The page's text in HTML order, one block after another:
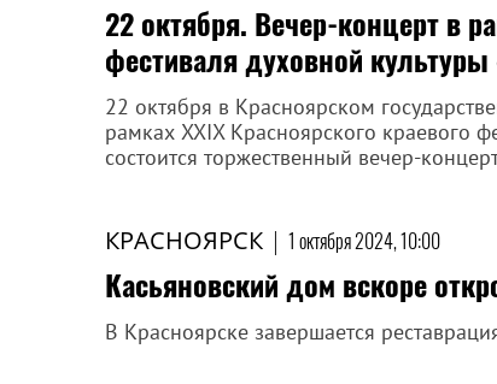
22 октября. Вечер-концерт в
фестиваля духовной
22 октября в Красноярском
рамках XXIX Красноярского краевого
состоится торжественный вечер-
КРАСНОЯРСК | 1 октября 2024, 10:00
Касьяновский дом вскоре
В Красноярске завершается